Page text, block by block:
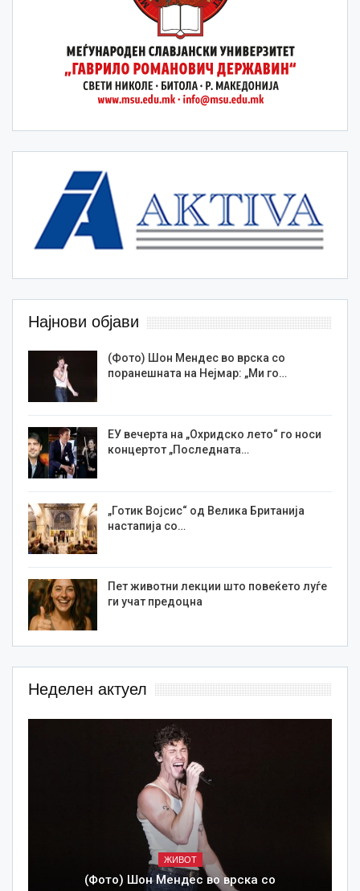
Најнови објави
(Фото) Шон Мендес во врска со
поранешната на Нејмар: „Ми го…
ЕУ вечерта на „Охридско лето“ го носи
концертот „Последната…
„Готик Војсис“ од Велика Британија
настапија со…
Пет животни лекции што повеќето луѓе
ги учат предоцна
Неделен актуел
ЖИВОТ
(Фото) Шон Мендес во врска со